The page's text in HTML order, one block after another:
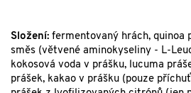
Složení: fermentovaný hrách, quinoa
směs (větvené aminokyseliny - L-
kokosová voda v prášku, lucuma
prášek, kakao v prášku (pouze